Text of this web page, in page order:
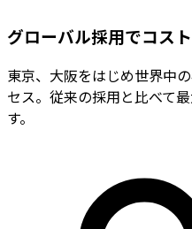
グローバル採用でコス
東京、大阪をはじめ世界中
セス。従来の採用と比べて
す。